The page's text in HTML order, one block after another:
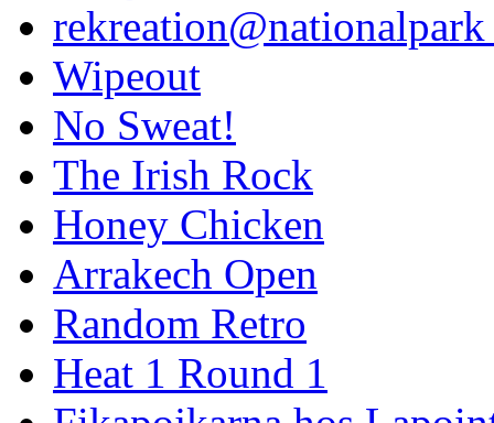
rekreation@nationalpark
Wipeout
No Sweat!
The Irish Rock
Honey Chicken
Arrakech Open
Random Retro
Heat 1 Round 1